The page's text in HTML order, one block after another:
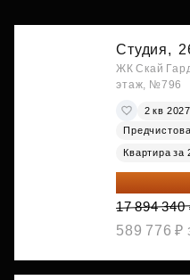
Студия,
ЖК Скай
этаж, №796
2 кв 2027
Квартира за
15 747
17 894 340
589 776 ₽